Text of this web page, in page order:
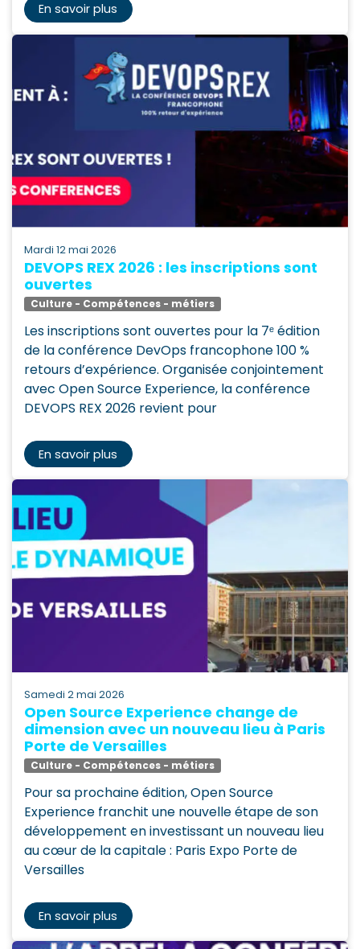
En savoir plus
mardi 12 mai 2026
DEVOPS REX 2026 : les inscriptions sont
ouvertes
Culture - Compétences - métiers
Les inscriptions sont ouvertes pour la 7ᵉ édition
de la conférence DevOps francophone 100 %
retours d’expérience. Organisée conjointement
avec Open Source Experience, la conférence
DEVOPS REX 2026 revient pour
En savoir plus
samedi 2 mai 2026
Open Source Experience change de
dimension avec un nouveau lieu à Paris
Porte de Versailles
Culture - Compétences - métiers
Pour sa prochaine édition, Open Source
Experience franchit une nouvelle étape de son
développement en investissant un nouveau lieu
au cœur de la capitale : Paris Expo Porte de
Versailles
En savoir plus